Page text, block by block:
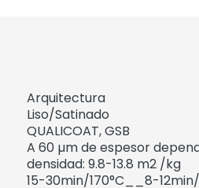
Arquitectura
Liso/Satinado
QUALICOAT, GSB
A 60 µm de espesor
densidad: 9.8-13.8 m2 /kg
15-30min/170°C__8-